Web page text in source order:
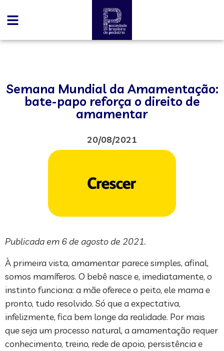
Semana Mundial da Amamentação:
bate-papo reforça o direito de
amamentar
20/08/2021
Publicada em 6 de agosto de 2021.
À primeira vista, amamentar parece simples, afinal,
somos mamíferos. O bebê nasce e, imediatamente, o
instinto funciona: a mãe oferece o peito, ele mama e
pronto, tudo resolvido. Só que a expectativa,
infelizmente, fica bem longe da realidade. Por mais
que seja um processo natural, a amamentação requer
conhecimento, treino, rede de apoio, persistência e